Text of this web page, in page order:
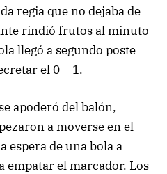
regia que no dejaba de
rindió frutos al minuto
llegó a segundo poste
el 0 – 1.
apoderó del balón,
a moverse en el
espera de una bola a
empatar el marcador. Los